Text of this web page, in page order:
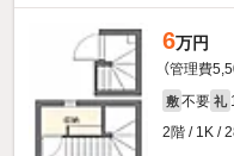
6万円
（管理費
敷 不要 礼
2階 / 1K /